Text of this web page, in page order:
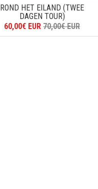
ROND HET EILAND (TWEE
DAGEN TOUR)
60,00€ EUR 70,00€ EUR